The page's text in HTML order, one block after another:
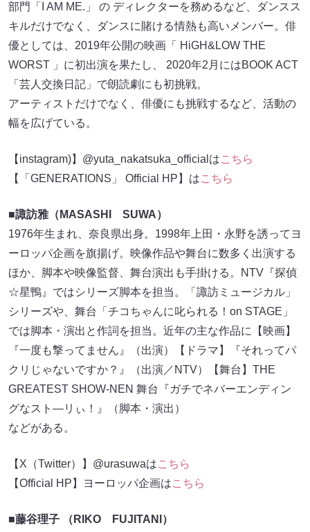
部門「I AM ME.」 の ディレクターを務めるなど、ダンスス
キルだけでなく、ダンスに賭ける情熱も高いメンバー。俳
優としては、2019年公開の映画「 HiGH&LOW THE
WORST 」に初出演を果たし、 2020年2月にはBOOK ACT
「芸人交換日記」で朗読劇にも初挑戦。
アーティストだけでなく、俳優にも挑戦するなど、活動の
幅を広げている。
【instagram)】@yuta_nakatsuka_officialはこちら
【「GENERATIONS」 Official HP】はこちら
■諏訪雅（MASASHI SUWA）
1976年生まれ、奈良県出身。1998年上田・永野を誘ってヨ
ーロッパ企画を旗揚げ。映像作品や舞台に数多く出演する
ほか、脚本や映像監督、舞台演出も手掛ける。NTV『探偵
☆星鴨』ではシリーズ脚本を担当。「諏訪ミュージカル」
シリーズや、舞台「チコちゃんに叱られる！on STAGE」
では脚本・演出と作詞を担当。近年の主な作品に【映画】
『一度も撃ってません』（出演）【ドラマ】『それってパ
クリじゃないですか？』（出演／NTV）【舞台】THE
GREATEST SHOW-NEN 舞台『ガチでネバーエンディン
グなスト―リぃ！』（脚本・演出）
などがある。
【X（Twitter）】@urasuwaはこちら
【Official HP】ヨーロッパ企画はこちら
■藤谷理子 （RIKO FUJITANI）